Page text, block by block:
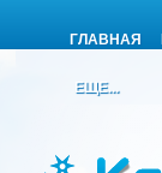
ГЛАВНАЯ
ЕЩЕ...